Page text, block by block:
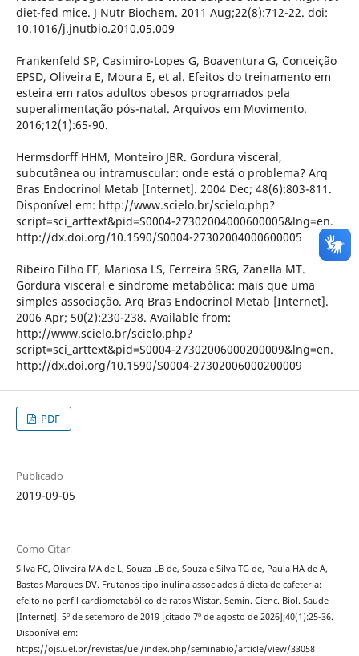
diet-fed mice. J Nutr Biochem. 2011 Aug;22(8):712-22. doi:
10.1016/j.jnutbio.2010.05.009
Frankenfeld SP, Casimiro-Lopes G, Boaventura G, Conceição
EPSD, Oliveira E, Moura E, et al. Efeitos do treinamento em
esteira em ratos adultos obesos programados pela
superalimentação pós-natal. Arquivos em Movimento.
2016;12(1):65-90.
Hermsdorff HHM, Monteiro JBR. Gordura visceral,
subcutânea ou intramuscular: onde está o problema? Arq
Bras Endocrinol Metab [Internet]. 2004 Dec; 48(6):803-811.
Disponível em: http://www.scielo.br/scielo.php?
script=sci_arttext&pid=S0004-27302004000600005&lng=en.
http://dx.doi.org/10.1590/S0004-27302004000600005
Ribeiro Filho FF, Mariosa LS, Ferreira SRG, Zanella MT.
Gordura visceral e síndrome metabólica: mais que uma
simples associação. Arq Bras Endocrinol Metab [Internet].
2006 Apr; 50(2):230-238. Available from:
http://www.scielo.br/scielo.php?
script=sci_arttext&pid=S0004-27302006000200009&lng=en.
http://dx.doi.org/10.1590/S0004-27302006000200009
PDF
Publicado
2019-09-05
Como Citar
Silva FC, Oliveira MA de L, Souza LB de, Souza e Silva TG de, Paula HA de A,
Bastos Marques DV. Frutanos tipo inulina associados à dieta de cafeteria:
efeito no perfil cardiometabólico de ratos Wistar. Semin. Cienc. Biol. Saude
[Internet]. 5º de setembro de 2019 [citado 7º de agosto de 2026];40(1):25-36.
Disponível em:
https://ojs.uel.br/revistas/uel/index.php/seminabio/article/view/33058